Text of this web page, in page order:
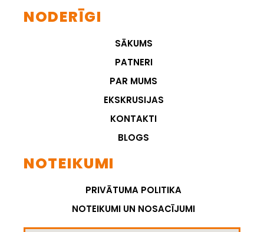
NODERĪGI
SĀKUMS
PATNERI
PAR MUMS
EKSKRUSIJAS
KONTAKTI
BLOGS
NOTEIKUMI
PRIVĀTUMA POLITIKA
NOTEIKUMI UN NOSACĪJUMI